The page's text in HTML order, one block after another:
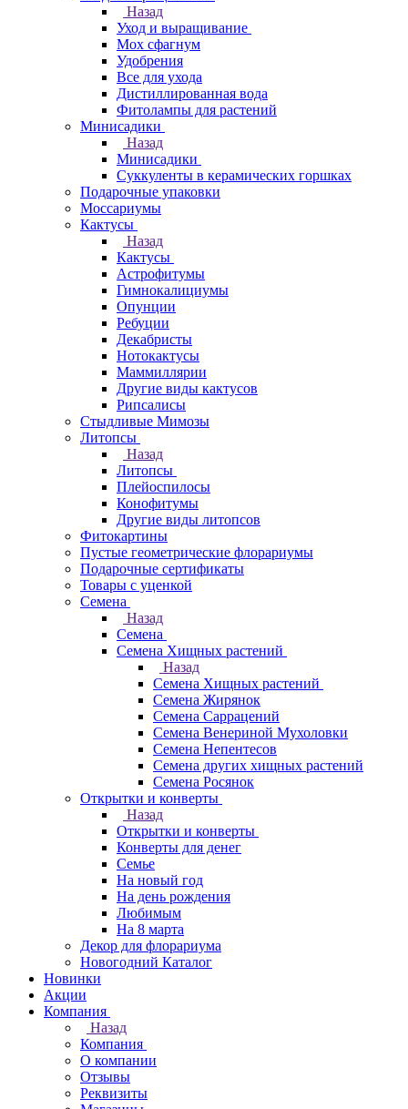
Назад
Уход и выращивание
Мох сфагнум
Удобрения
Все для ухода
Дистиллированная вода
Фитолампы для растений
Минисадики
Назад
Минисадики
Суккуленты в керамических горшках
Подарочные упаковки
Моссариумы
Кактусы
Назад
Кактусы
Астрофитумы
Гимнокалициумы
Опунции
Ребуции
Декабристы
Нотокактусы
Маммиллярии
Другие виды кактусов
Рипсалисы
Стыдливые Мимозы
Литопсы
Назад
Литопсы
Плейоспилосы
Конофитумы
Другие виды литопсов
Фитокартины
Пустые геометрические флорариумы
Подарочные сертификаты
Товары с уценкой
Семена
Назад
Семена
Семена Хищных растений
Назад
Семена Хищных растений
Семена Жирянок
Семена Саррацений
Семена Венериной Мухоловки
Семена Непентесов
Семена других хищных растений
Семена Росянок
Открытки и конверты
Назад
Открытки и конверты
Конверты для денег
Семье
На новый год
На день рождения
Любимым
На 8 марта
Декор для флорариума
Новогодний Каталог
Новинки
Акции
Компания
Назад
Компания
О компании
Отзывы
Реквизиты